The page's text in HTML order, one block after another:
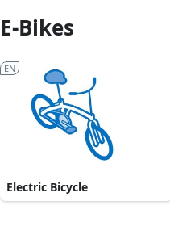
E-Bikes
Electric Bicycle
EN